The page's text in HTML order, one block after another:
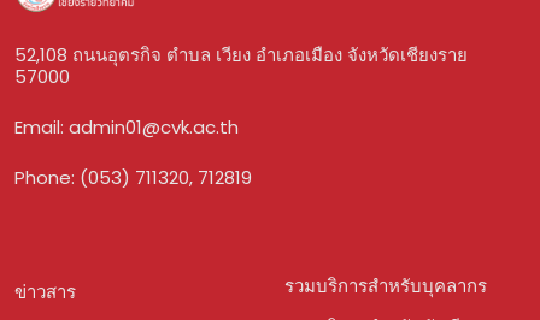
52,108 ถนนอุตรกิจ ตำบล เวียง อำเภอเมือง จังหวัดเชียงราย
57000
Email: admin01@cvk.ac.th
Phone: (053) 711320, 712819
ข่าวสาร
รวมบริการสำหรับบุคลากร